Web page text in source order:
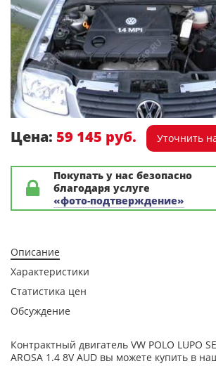
Цена: 59 145 руб. Уточнить
Покупать у нас безопасно
благодаря услуге
«фото-подтверждение»
Описание
Характеристики
Статистика цен
Обсуждение
Контрактный двигатель VW POLO LUPO
AROSA 1.4 8V AUD вы можете купить в